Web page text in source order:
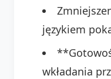
językiem
wkładania